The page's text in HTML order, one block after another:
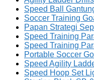
Speed Ball
Soccer Training
Papan Strategi
Speed Training
Speed Training
Portable Soccer
Speed Agility
Speed Hoop Set